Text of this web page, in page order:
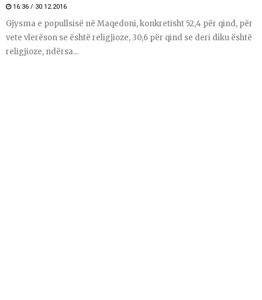
16:36 / 30.12.2016
Gjysma e popullsisë në Maqedoni, konkretisht 52,4 për qind, për
vete vlerëson se është religjioze, 30,6 për qind se deri diku është
religjioze, ndërsa...